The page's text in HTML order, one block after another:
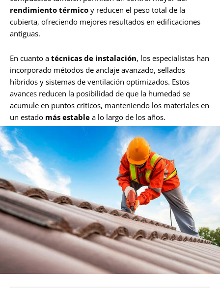
rendimiento térmico y reducen el peso total de la
cubierta, ofreciendo mejores resultados en edificaciones
antiguas.
En cuanto a técnicas de instalación, los especialistas han
incorporado métodos de anclaje avanzado, sellados
híbridos y sistemas de ventilación optimizados. Estos
avances reducen la posibilidad de que la humedad se
acumule en puntos críticos, manteniendo los materiales en
un estado más estable a lo largo de los años.